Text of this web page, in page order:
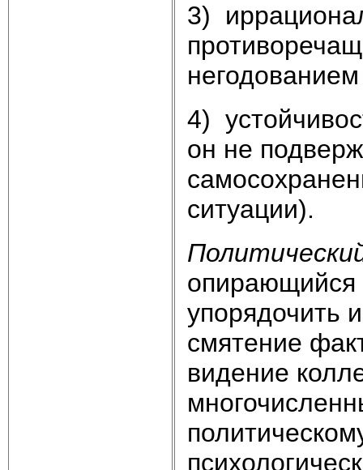
3)
4)
он не
ситуации).
опирающийся
упорядочить
смятение
видение